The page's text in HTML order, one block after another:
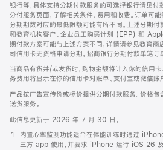
银行等，具体支持分期付款服务的可选择银行请见
分付服务页面，了解相关条件、费用和收费。订单可
分期期数对应的最低限额可能有所不同。上述分期付
和教育机构客户、企业员工购买计划 (EPP) 和
期付款方案可能与上述方案不同，详情请参见教育商
司信用卡无资格申请分期。招商银行分期付款单笔
当商品有货并/或发货时，购物金额将计入你的信用卡
务费用将显示在你的信用卡对账单、支付宝或微信账
产品按广告宣传价或标价提供分期付款服务。价格包
送货服务。
此信息更新于 2026 年 7 月 30 日。
内置心率监测功能适合在体能训练时通过
三方 app 使用，并要求 iPhone 运行 iOS 26 及